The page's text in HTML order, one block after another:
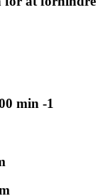
min -1